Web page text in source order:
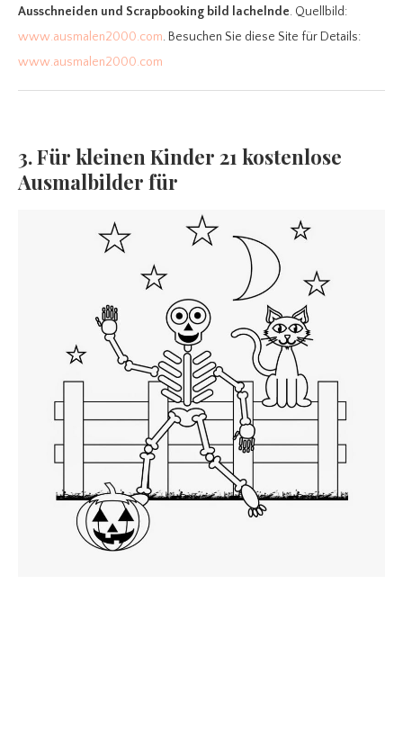
Ausschneiden und Scrapbooking bild lachelnde. Quellbild:
www.ausmalen2000.com. Besuchen Sie diese Site für Details:
www.ausmalen2000.com
3. Für kleinen Kinder 21 kostenlose
Ausmalbilder für